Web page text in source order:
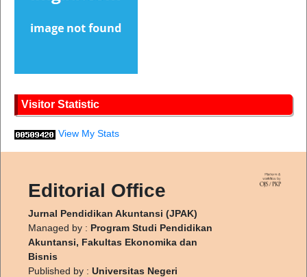
Visitor Statistic
View My Stats
Editorial Office
Jurnal Pendidikan Akuntansi (JPAK)
Managed by : Program Studi Pendidikan
Akuntansi, Fakultas Ekonomika dan
Bisnis
Published by : Universitas Negeri